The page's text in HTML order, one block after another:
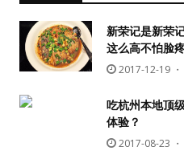
新荣记是新荣
这么高不怕脸
2017-12-19 ・
吃杭州本地顶
体验？
2017-08-23 ・